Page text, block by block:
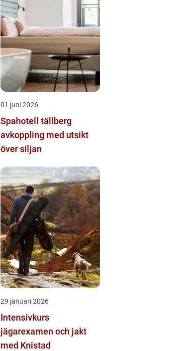
01 juni 2026
Spahotell tällberg
avkoppling med utsikt
över siljan
29 januari 2026
Intensivkurs
jägarexamen och jakt
med Knistad